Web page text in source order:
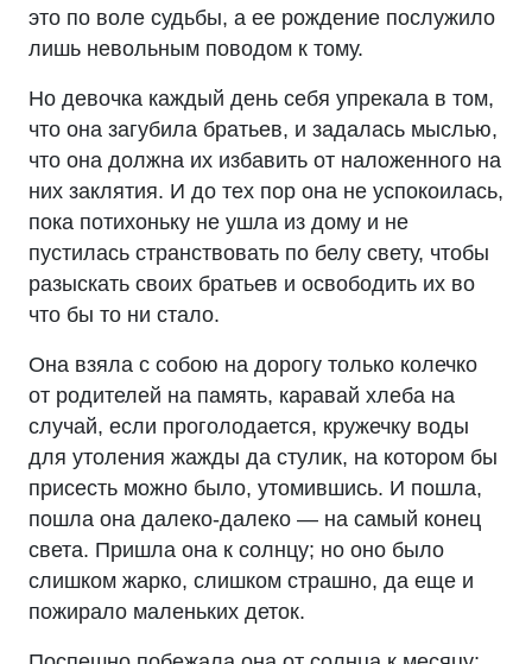
это по воле судьбы, а ее рождение послужило
лишь невольным поводом к тому.
Но девочка каждый день себя упрекала в том,
что она загубила братьев, и задалась мыслью,
что она должна их избавить от наложенного на
них заклятия. И до тех пор она не успокоилась,
пока потихоньку не ушла из дому и не
пустилась странствовать по белу свету, чтобы
разыскать своих братьев и освободить их во
что бы то ни стало.
Она взяла с собою на дорогу только колечко
от родителей на память, каравай хлеба на
случай, если проголодается, кружечку воды
для утоления жажды да стулик, на котором бы
присесть можно было, утомившись. И пошла,
пошла она далеко-далеко — на самый конец
света. Пришла она к солнцу; но оно было
слишком жарко, слишком страшно, да еще и
пожирало маленьких деток.